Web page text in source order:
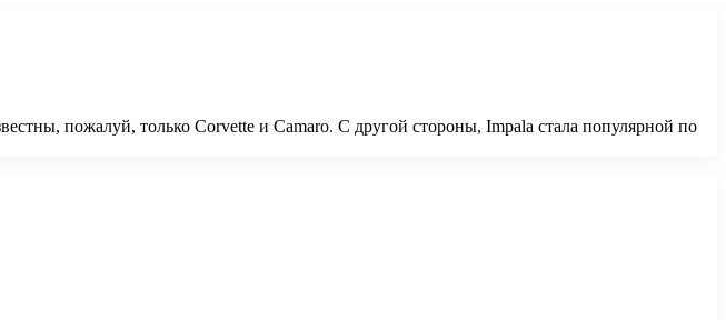
пожалуй, только Corvette и Camaro. С другой стороны, Impala стала популярной по